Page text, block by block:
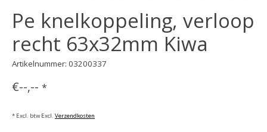
Pe knelkoppeling, verloop
recht 63x32mm Kiwa
Artikelnummer: 03200337
€--,-- *
* Excl. btw Excl. Verzendkosten